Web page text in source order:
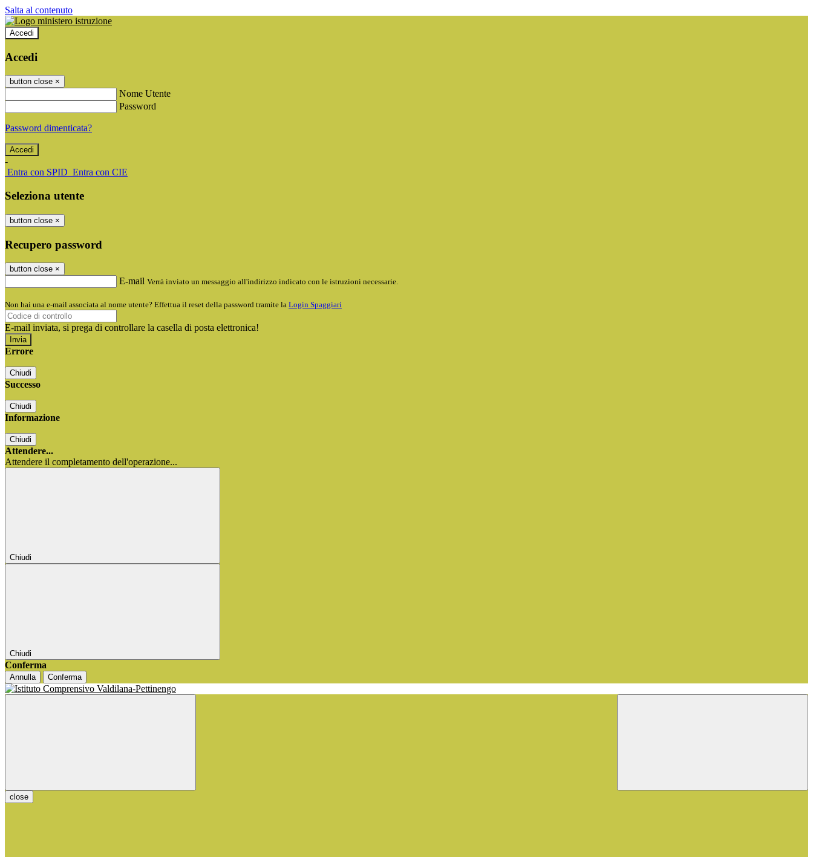
Salta al contenuto
Accedi
Accedi
button close ×
Nome Utente
Password
Password dimenticata?
-
Entra con SPID Entra con CIE
Seleziona utente
button close ×
Recupero password
button close ×
E-mail Verrà inviato un messaggio all'indirizzo indicato con le istruzioni necessarie.
Non hai una e-mail associata al nome utente? Effettua il reset della password tramite la Login Spaggiari
E-mail inviata, si prega di controllare la casella di posta elettronica!
Errore
Chiudi
Successo
Chiudi
Informazione
Chiudi
Attendere...
Attendere il completamento dell'operazione...
Chiudi
Chiudi
Conferma
Annulla Conferma
close